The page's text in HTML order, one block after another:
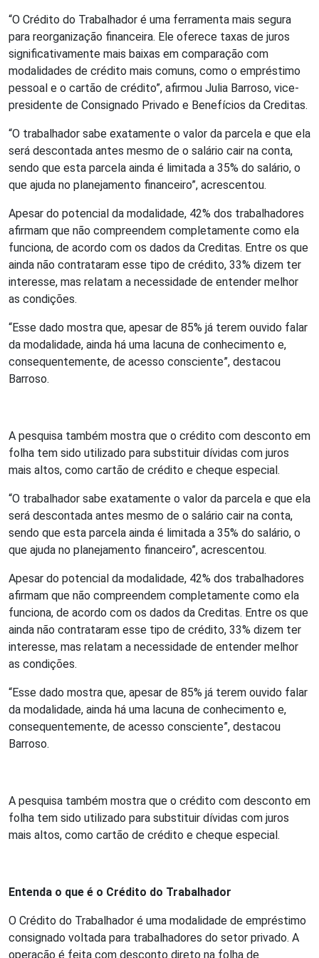
“O Crédito do Trabalhador é uma ferramenta mais segura
para reorganização financeira. Ele oferece taxas de juros
significativamente mais baixas em comparação com
modalidades de crédito mais comuns, como o empréstimo
pessoal e o cartão de crédito”, afirmou Julia Barroso, vice-
presidente de Consignado Privado e Benefícios da Creditas.
“O trabalhador sabe exatamente o valor da parcela e que ela
será descontada antes mesmo de o salário cair na conta,
sendo que esta parcela ainda é limitada a 35% do salário, o
que ajuda no planejamento financeiro”, acrescentou.
Apesar do potencial da modalidade, 42% dos trabalhadores
afirmam que não compreendem completamente como ela
funciona, de acordo com os dados da Creditas. Entre os que
ainda não contrataram esse tipo de crédito, 33% dizem ter
interesse, mas relatam a necessidade de entender melhor
as condições.
“Esse dado mostra que, apesar de 85% já terem ouvido falar
da modalidade, ainda há uma lacuna de conhecimento e,
consequentemente, de acesso consciente”, destacou
Barroso.
A pesquisa também mostra que o crédito com desconto em
folha tem sido utilizado para substituir dívidas com juros
mais altos, como cartão de crédito e cheque especial.
“O trabalhador sabe exatamente o valor da parcela e que ela
será descontada antes mesmo de o salário cair na conta,
sendo que esta parcela ainda é limitada a 35% do salário, o
que ajuda no planejamento financeiro”, acrescentou.
Apesar do potencial da modalidade, 42% dos trabalhadores
afirmam que não compreendem completamente como ela
funciona, de acordo com os dados da Creditas. Entre os que
ainda não contrataram esse tipo de crédito, 33% dizem ter
interesse, mas relatam a necessidade de entender melhor
as condições.
“Esse dado mostra que, apesar de 85% já terem ouvido falar
da modalidade, ainda há uma lacuna de conhecimento e,
consequentemente, de acesso consciente”, destacou
Barroso.
A pesquisa também mostra que o crédito com desconto em
folha tem sido utilizado para substituir dívidas com juros
mais altos, como cartão de crédito e cheque especial.
Entenda o que é o Crédito do Trabalhador
O Crédito do Trabalhador é uma modalidade de empréstimo
consignado voltada para trabalhadores do setor privado. A
operação é feita com desconto direto na folha de